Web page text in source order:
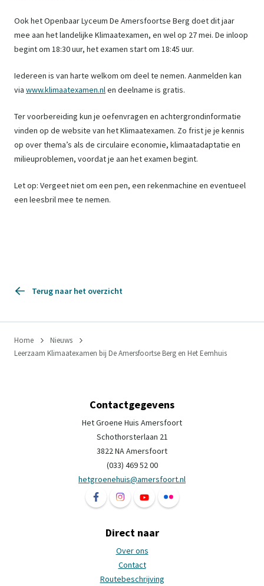
Ook het Openbaar Lyceum De Amersfoortse Berg doet dit jaar
mee aan het landelijke Klimaatexamen, en wel op 27 mei. De inloop
begint om 18:30 uur, het examen start om 18:45 uur.
Iedereen is van harte welkom om deel te nemen. Aanmelden kan
via www.klimaatexamen.nl en deelname is gratis.
Ter voorbereiding kun je oefenvragen en achtergrondinformatie
vinden op de website van het Klimaatexamen. Zo frist je je kennis
op over thema’s als de circulaire economie, klimaatadaptatie en
milieuproblemen, voordat je aan het examen begint.
Let op: Vergeet niet om een pen, een rekenmachine en eventueel
een leesbril mee te nemen.
Terug naar het overzicht
Home
Nieuws
Leerzaam Klimaatexamen bij De Amersfoortse Berg en Het Eemhuis
Contactgegevens
Het Groene Huis Amersfoort
Schothorsterlaan 21
3822 NA Amersfoort
(033) 469 52 00
hetgroenehuis@amersfoort.nl
Volg ons op Facebook Het Groene Huis
Volg ons op Instagram Het Groene
Volg ons op YouTube Het
Volg ons op Flickr Het
Direct naar
Over ons
Contact
Routebeschrijving